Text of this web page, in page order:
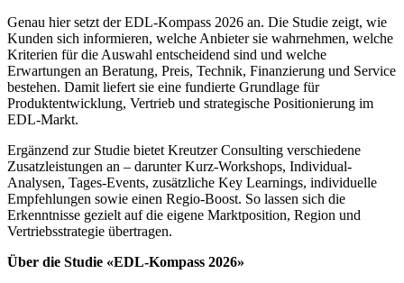
Genau hier setzt der EDL-Kompass 2026 an. Die Studie zeigt, wie
Kunden sich informieren, welche Anbieter sie wahrnehmen, welche
Kriterien für die Auswahl entscheidend sind und welche
Erwartungen an Beratung, Preis, Technik, Finanzierung und Service
bestehen. Damit liefert sie eine fundierte Grundlage für
Produktentwicklung, Vertrieb und strategische Positionierung im
EDL-Markt.
Ergänzend zur Studie bietet Kreutzer Consulting verschiedene
Zusatzleistungen an – darunter Kurz-Workshops, Individual-
Analysen, Tages-Events, zusätzliche Key Learnings, individuelle
Empfehlungen sowie einen Regio-Boost. So lassen sich die
Erkenntnisse gezielt auf die eigene Marktposition, Region und
Vertriebsstrategie übertragen.
Über die Studie «EDL-Kompass 2026»